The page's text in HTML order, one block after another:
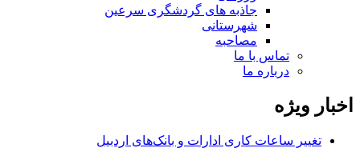
جاذبه های گردشگری سرعین
شهرستانی
مصاحبه
تماس با ما
درباره ما
اخبار ویژه
تغییر ساعات کاری ادارات و بانک‌های اردبیل